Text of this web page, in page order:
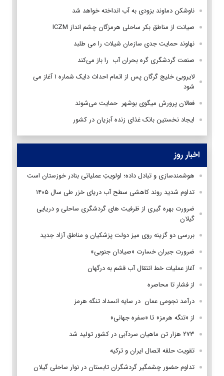
ناوشکن دماوند بزودی به آب انداخته خواهد شد
صیانت از مناطق بکر ساحلی هرمزگان چشم انداز ICZM
نهاوند حمایت جدی سازمان شیلات را می طلبد
صنعت گردشگری گره بحران آب را باز می‌کند
لایروبی خلیج گرگان پس از اتمام احداث دایک شماره ۱ آغاز می
شود
فعالان پرورش میگوی بوشهر حمایت می‌شوند
ایجاد نخستین بانک غذای زنده آبزیان در کشور
اخبار روز
هوشمندسازی و تبادل داده؛ اولویتِ عملیاتی بنادر خوزستان است
تداوم شدید روند کاهشی سطح آب دریای خزر طی سال ۱۴۰۵
ضرورت بهره گیری از ظرفیت های گردشگری ساحلی و دریایی
گیلان
بررسی دو گزینه روی میز دولت پزشکیان و مناطق آزاد جدید
ضرورت جبران خسارت «صیادان جنوبی»
آغاز عملیات خط انتقال آب قشم به درگهان
از فشار تا محاصره
درآمد نجومی عمان در سایه انسداد تنگه هرمز
از «تنگه هرمز» تا «سفره جهانی»
۲۷۳ هزار تن ماهیان سردآبی در کشور تولید شد
تقویت حلقه اتصال ایران و ترکیه
تداوم حضور چشمگیر گردشگران تابستان در نوار ساحلی گیلان